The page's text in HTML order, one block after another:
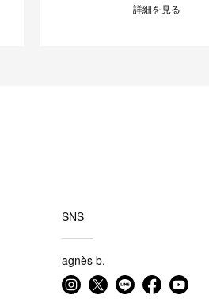
詳細を見る
SNS
agnès b.